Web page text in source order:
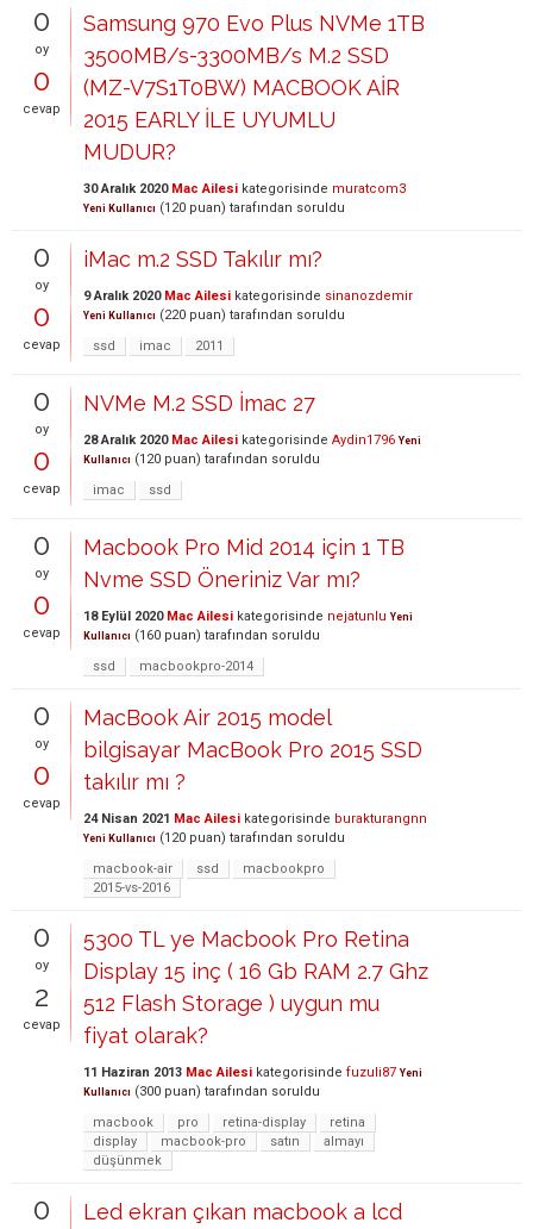
0
oy
0
cevap
Samsung 970 Evo Plus NVMe 1TB
3500MB/s-3300MB/s M.2 SSD
(MZ-V7S1T0BW) MACBOOK AİR
2015 EARLY İLE UYUMLU
MUDUR?
30 Aralık 2020 Mac Ailesi kategorisinde muratcom3
Yeni Kullanıcı (120 puan) tarafından soruldu
0
oy
0
cevap
iMac m.2 SSD Takılır mı?
9 Aralık 2020 Mac Ailesi kategorisinde sinanozdemir
Yeni Kullanıcı (220 puan) tarafından soruldu
ssd
imac 2011
0
oy
0
cevap
NVMe M.2 SSD İmac 27
28 Aralık 2020 Mac Ailesi kategorisinde Aydin1796 Yeni
Kullanıcı (120 puan) tarafından soruldu
imac
ssd
0
oy
0
cevap
Macbook Pro Mid 2014 için 1 TB
Nvme SSD Öneriniz Var mı?
18 Eylül 2020 Mac Ailesi kategorisinde nejatunlu Yeni
Kullanıcı (160 puan) tarafından soruldu
ssd
macbookpro-2014
0
oy
0
cevap
MacBook Air 2015 model
bilgisayar MacBook Pro 2015 SSD
takılır mı ?
24 Nisan 2021 Mac Ailesi kategorisinde burakturangnn
Yeni Kullanıcı (120 puan) tarafından soruldu
macbook-air
ssd
macbookpro
2015-vs-2016
0
oy
2
cevap
5300 TL ye Macbook Pro Retina
Display 15 inç ( 16 Gb RAM 2.7 Ghz
512 Flash Storage ) uygun mu
fiyat olarak?
11 Haziran 2013 Mac Ailesi kategorisinde fuzuli87 Yeni
Kullanıcı (300 puan) tarafından soruldu
macbook
pro retina-display
retina
display
macbook-pro satın
almayı
düşünmek
0
Led ekran çıkan macbook a lcd